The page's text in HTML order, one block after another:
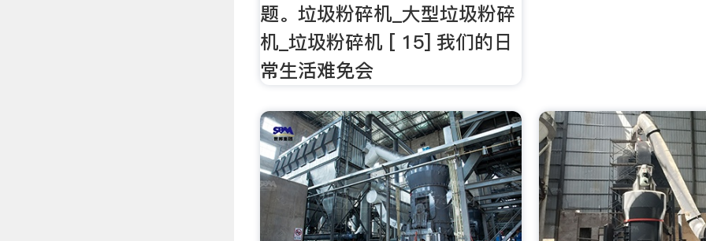
题。垃圾粉碎机_大型垃圾粉碎
机_垃圾粉碎机 [ 15] 我们的日
常生活难免会